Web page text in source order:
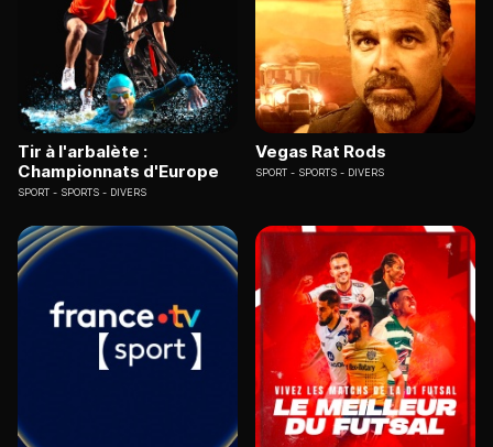
Tir à l'arbalète :
Championnats d'Europe
SPORT SPORTS - DIVERS
Vegas Rat Rods
SPORT SPORTS - DIVERS